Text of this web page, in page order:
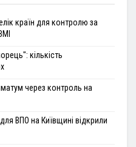
країн для контролю за
кількість
через контроль на
ВПО на Київщині відкрили